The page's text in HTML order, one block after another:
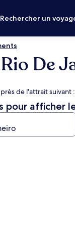
Rechercher un
De
de l'attrait
pour afficher